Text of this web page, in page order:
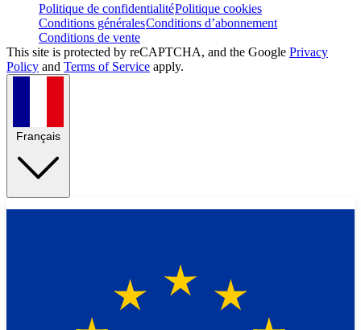
Politique de confidentialitéPolitique cookies
Conditions généralesConditions d’abonnement
Conditions de vente
This site is protected by reCAPTCHA, and the Google Privacy
Policy and Terms of Service apply.
Français